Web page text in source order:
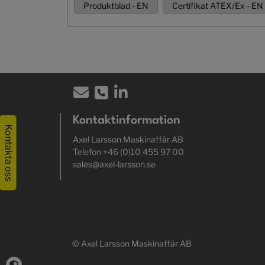
Produktblad - EN Certifikat ATEX/Ex - EN
Kontaktinformation
Axel Larsson Maskinaffär AB
Telefon +46 (0)10 455 97 00
sales@axel-larsson.se
© Axel Larsson Maskinaffär AB
Kontakta oss